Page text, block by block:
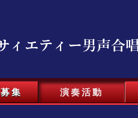
集 演奏活動